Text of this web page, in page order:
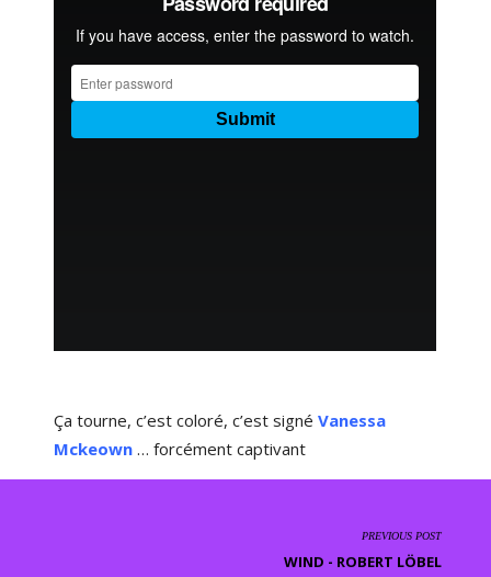
Ça tourne, c’est coloré, c’est signéVanessa
Mckeown … forcément captivant
PREVIOUS POST
WIND - ROBERT LÖBEL